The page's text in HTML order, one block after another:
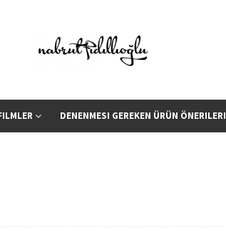
DENENMESI GEREKEN ÜRÜN ÖNERILERI